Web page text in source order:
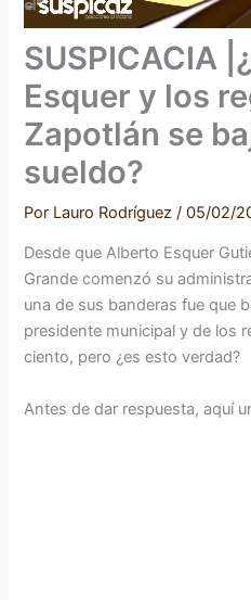
SUSPICACIA
Esquer y los
Zapotlán se
sueldo?
Por Lauro Rodríguez/05/02/
Desde que Alberto Esquer
Grande comenzó su
una de sus banderas fue que
presidente municipal y de los
ciento, pero ¿es esto verdad?
Antes de dar respuesta, aquí